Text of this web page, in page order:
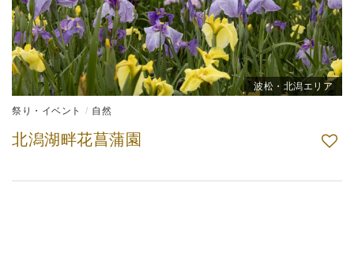
波松・北潟エリア
祭り・イベント 自然
北潟湖畔花菖蒲園